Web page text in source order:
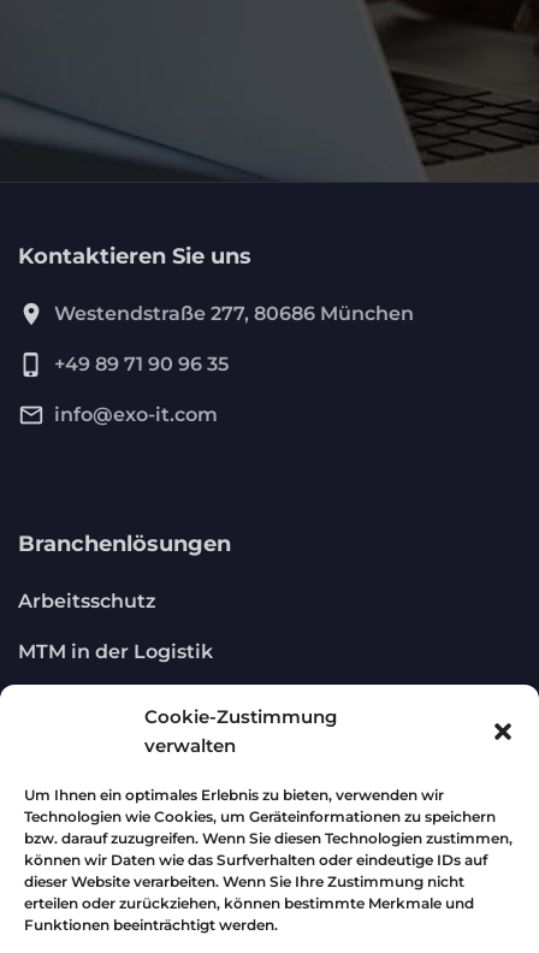
Cookie-Zustimmung
verwalten
Um Ihnen ein optimales Erlebnis zu bieten, verwenden wir
Technologien wie Cookies, um Geräteinformationen zu speichern
bzw. darauf zuzugreifen. Wenn Sie diesen Technologien zustimmen,
können wir Daten wie das Surfverhalten oder eindeutige IDs auf
dieser Website verarbeiten. Wenn Sie Ihre Zustimmung nicht
erteilen oder zurückziehen, können bestimmte Merkmale und
Funktionen beeinträchtigt werden.
Kontaktieren Sie uns
location_on Westendstraße 277, 80686 München
phone_iphone +49 89 71 90 96 35
mail_outline info@exo-it.com
Branchenlösungen
Arbeitsschutz
MTM in der Logistik
Rechtliches
Impressum